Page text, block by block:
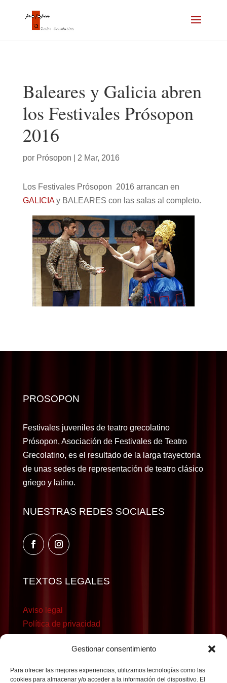
Gestionar consentimiento
Para ofrecer las mejores experiencias, utilizamos tecnologías como las
cookies para almacenar y/o acceder a la información del dispositivo. El
Baleares y Galicia abren
los Festivales Prósopon
2016
por Prósopon 2 Mar, 2016
Los Festivales Prósopon 2016 arrancan en
GALICIAy BALEARES con las salas al completo.
PROSOPON
Festivales juveniles de teatro grecolatino
Prósopon, Asociación de Festivales de Teatro
Grecolatino, es el resultado de la larga trayectoria
de unas sedes de representación de teatro clásico
griego y latino.
NUESTRAS REDES SOCIALES
TEXTOS LEGALES
Aviso legal
Política de privacidad